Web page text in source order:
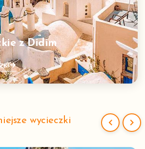
z Didim
wycieczki